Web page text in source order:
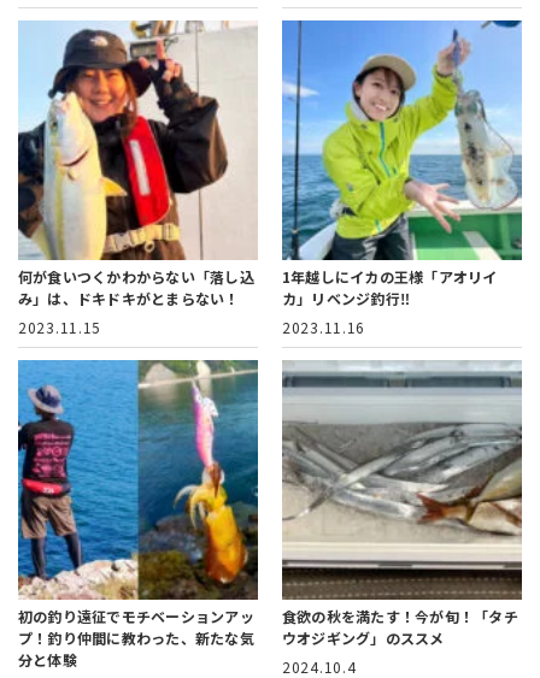
何が食いつくかわからない「落し込
み」は、ドキドキがとまらない！
2023.11.15
1年越しにイカの王様「アオリイ
カ」リベンジ釣行‼︎
2023.11.16
初の釣り遠征でモチベーションアッ
プ！釣り仲間に教わった、新たな気
分と体験
食欲の秋を満たす！今が旬！「タチ
ウオジギング」のススメ
2024.10.4